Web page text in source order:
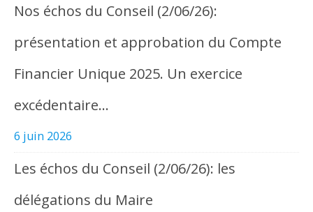
Nos échos du Conseil (2/06/26):
présentation et approbation du Compte
Financier Unique 2025. Un exercice
excédentaire…
6 juin 2026
Les échos du Conseil (2/06/26): les
délégations du Maire